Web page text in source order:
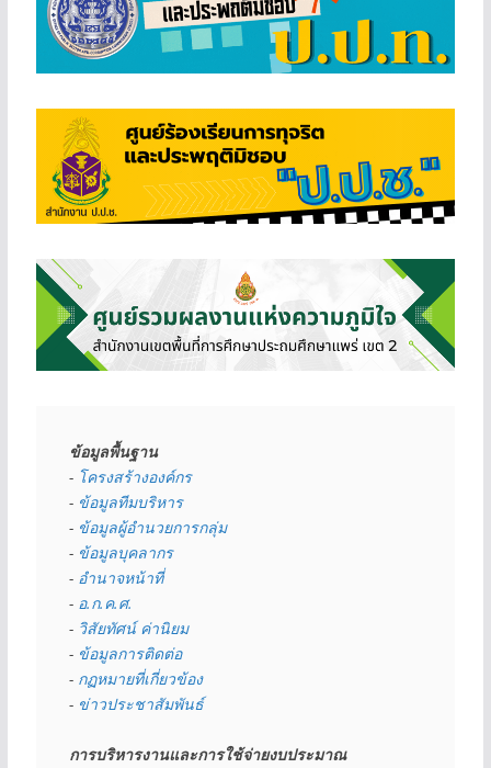
ข้อมูลพื้นฐาน
- โครงสร้างองค์กร
- ข้อมูลทีมบริหาร
- ข้อมูลผู้อำนวยการกลุ่ม
- ข้อมูลบุคลากร
- อำนาจหน้าที่
- อ.ก.ค.ศ.
- วิสัยทัศน์ ค่านิยม
- ข้อมูลการติดต่อ
- กฏหมายที่เกี่ยวข้อง
- ข่าวประชาสัมพันธ์
การบริหารงานและการใช้จ่ายงบประมาณ